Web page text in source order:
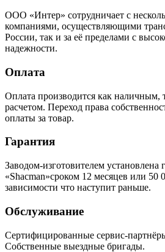
ООО «Интер» сотрудничает с
компаниями, осуществляющими
России, так и за её пределами с
надежности.
Оплата
Оплата производится как наличным,
расчетом. Переход права
оплаты за товар.
Гарантия
Заводом-изготовителем установлена
«Shacman»сроком 12 месяцев или 50
зависимости что наступит раньше.
Обслуживание
Сертифицированные сервис-
Собственные выездные бригады.